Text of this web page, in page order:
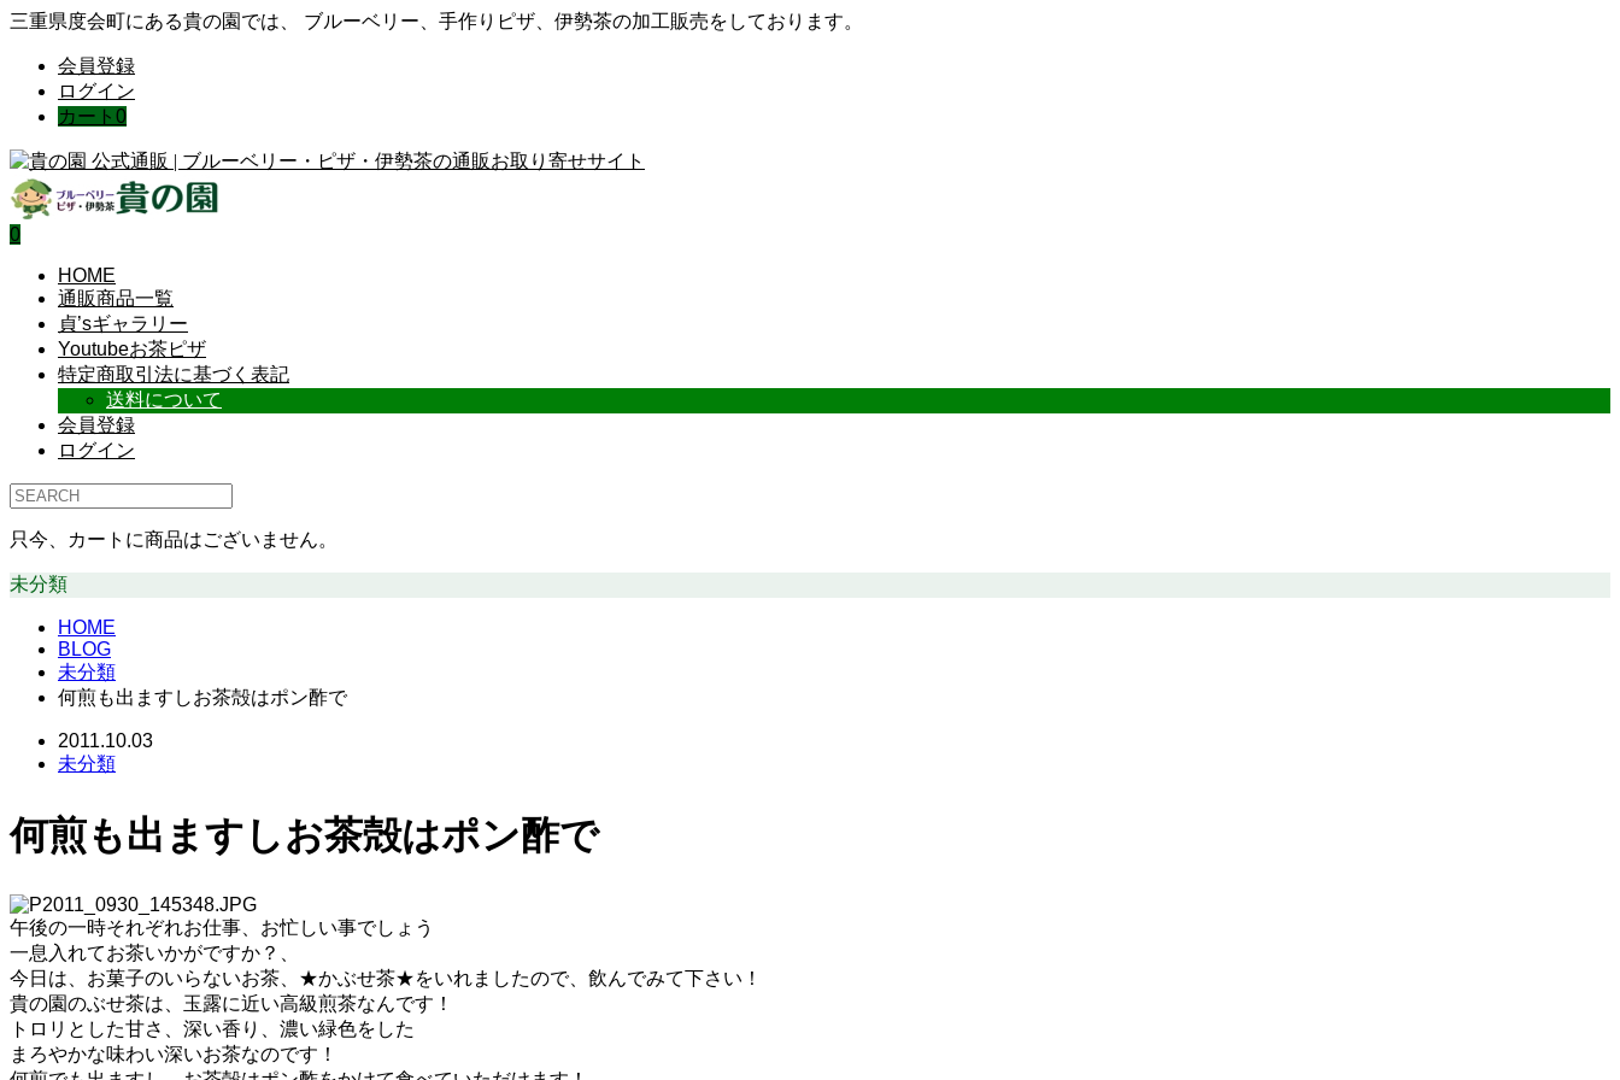
三重県度会町にある貴の園では、 ブルーベリー、手作りピザ、伊勢茶の加工販売をしております。
会員登録
ログイン
カート 0
0
HOME
通販商品一覧
貞’sギャラリー
Youtubeお茶ピザ
特定商取引法に基づく表記
送料について
会員登録
ログイン
只今、カートに商品はございません。
未分類
HOME
BLOG
未分類
何煎も出ますしお茶殻はポン酢で
2011.10.03
未分類
何煎も出ますしお茶殻はポン酢で
午後の一時それぞれお仕事、お忙しい事でしょう
一息入れてお茶いかがですか？、
今日は、お菓子のいらないお茶、★かぶせ茶★をいれましたので、飲んでみて下さい！
貴の園のぶせ茶は、玉露に近い高級煎茶なんです！
トロリとした甘さ、深い香り、濃い緑色をした
まろやかな味わい深いお茶なのです！